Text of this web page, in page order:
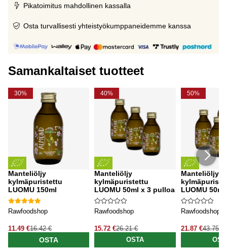
Pikatoimitus mahdollinen kassalla
Osta turvallisesti yhteistyökumppaneidemme kanssa
Samankaltaiset tuotteet
30%
Manteliöljy
kylmäpuristettu
LUOMU 150ml
Rawfoodshop
11.49 €16.42 €
OSTA
40%
Manteliöljy
kylmäpuristettu
LUOMU 50ml x 3 pulloa
Rawfoodshop
15.72 €26.21 €
OSTA
50%
Manteliöljy
LUOMU
Rawfoodshop
21.87 €43.75 €